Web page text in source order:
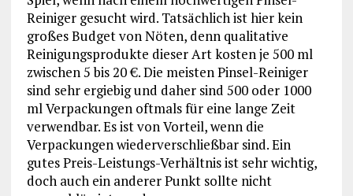
Reiniger gesucht wird. Tatsächlich ist hier kein
großes Budget von Nöten, denn qualitative
Reinigungsprodukte dieser Art kosten je 500 ml
zwischen 5 bis 20 €. Die meisten Pinsel-Reiniger
sind sehr ergiebig und daher sind 500 oder 1000
ml Verpackungen oftmals für eine lange Zeit
verwendbar. Es ist von Vorteil, wenn die
Verpackungen wiederverschließbar sind. Ein
gutes Preis-Leistungs-Verhältnis ist sehr wichtig,
doch auch ein anderer Punkt sollte nicht